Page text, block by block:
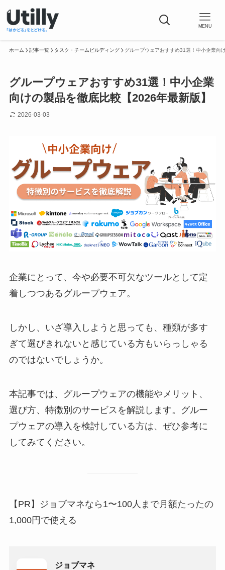
MENU
ホーム 記事一覧 タスク・チームビルディング グループウェアおすすめ31選！中小企業向
グループウェアおすすめ31選！中小企業
向けの製品を徹底比較【2026年最新版】
2026-03-03
企業にとって、今や必要不可欠なツールとして定
着しつつあるグループウェア。
しかし、いざ導入しようと思っても、種類が多す
ぎて選びきれないと感じている方もいらっしゃる
のではないでしょうか。
本記事では、グループウェアの機能やメリット、
選び方、特徴別のサービスを解説します。グルー
プウェアの導入を検討している方は、ぜひ参考に
してみてください。
【PR】ジョブマネなら1〜100人まで月額たったの
1,000円で使える
ジョブマネ